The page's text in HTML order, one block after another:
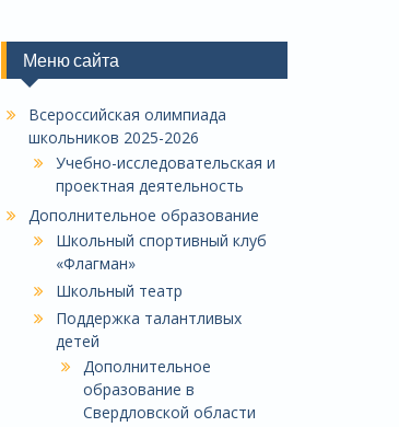
Меню сайта
Всероссийская олимпиада
школьников 2025-2026
Учебно-исследовательская и
проектная деятельность
Дополнительное образование
Школьный спортивный клуб
«Флагман»
Школьный театр
Поддержка талантливых
детей
Дополнительное
образование в
Свердловской области